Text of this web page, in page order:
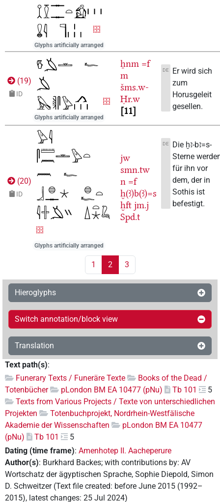
Glyphs artificially arranged
(19)
ID
Glyphs artificially arranged
ẖnm =f
m
šms.w-
Ḥr.w
11
DE
Er wird sich
zum
Horusgeleit
gesellen.
(20)
ID
Glyphs artificially arranged
jw
smn.tw
n =f
ḫ(ꜣ)b(ꜣ)=s
ḫft jm.j
Spd.t
DE
Die ḫꜣ-bꜣ=s-
Sterne
für ihn vor
dem, der in
Sothis ist
befestigt.
1 2 3
Hieroglyphs
Switch annotation/block view
Translation
Text path(s):
Funerary Texts / Funeräre Texte
Books of the Dead /
Totenbücher
pLondon BM EA 10477 (pNu) Tb 101
5
Texts from Various Projects / Texte von unterschiedlichen
Projekten
Totenbuchprojekt, Nordrhein-Westfälische
Akademie der Wissenschaften
pLondon BM EA 10477
(pNu)
Tb 101
5
Dating (time frame): Amenhotep II. Aacheperure
Author(s): Burkhard Backes; with contributions by: AV
Wortschatz der ägyptischen Sprache, Sophie Diepold, Simon
D. Schweitzer (Text file created: before June 2015 (1992–
2015), latest changes: 25 Jul 2024)